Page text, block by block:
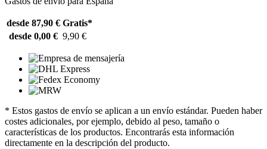
desde 87,90 € Gratis*
desde 0,00 € 9,90 €
* Estos gastos de envío se aplican a un envío estándar. Pueden haber
costes adicionales, por ejemplo, debido al peso, tamaño o
características de los productos. Encontrarás esta información
directamente en la descripción del producto.